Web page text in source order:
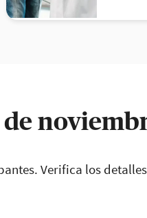
Verifica los